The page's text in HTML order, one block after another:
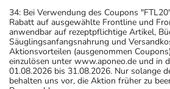
34: Bei Verwendung des Coupons
Rabatt auf ausgewählte Frontline und
anwendbar auf rezeptpflichtige Artikel,
Säuglingsanfangsnahrung und
Aktionsvorteilen (ausgenommen
einzulösen unter www.aponeo.de und in
01.08.2026 bis 31.08.2026. Nur solange
behalten uns vor, die Aktion früher zu